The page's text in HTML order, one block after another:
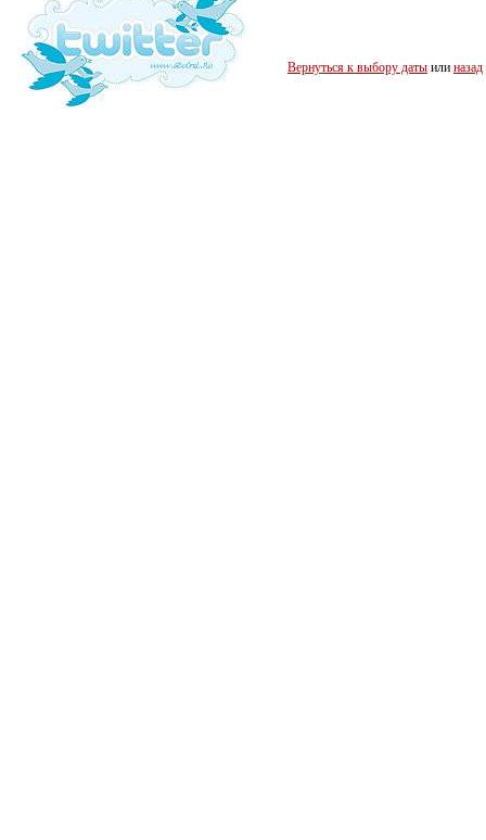
Вернуться к выбору даты или назад